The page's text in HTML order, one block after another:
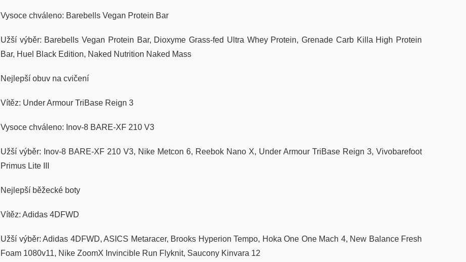
Vysoce chváleno: Barebells Vegan Protein Bar
Užší výběr: Barebells Vegan Protein Bar, Dioxyme Grass-fed Ultra Whey Protein, Grenade Carb Killa High Protein
Bar, Huel Black Edition, Naked Nutrition Naked Mass
Nejlepší obuv na cvičení
Vítěz: Under Armour TriBase Reign 3
Vysoce chváleno: Inov-8 BARE-XF 210 V3
Užší výběr: Inov-8 BARE-XF 210 V3, Nike Metcon 6, Reebok Nano X, Under Armour TriBase Reign 3, Vivobarefoot
Primus Lite III
Nejlepší běžecké boty
Vítěz: Adidas 4DFWD
Užší výběr: Adidas 4DFWD, ASICS Metaracer, Brooks Hyperion Tempo, Hoka One One Mach 4, New Balance Fresh
Foam 1080v11, Nike ZoomX Invincible Run Flyknit, Saucony Kinvara 12